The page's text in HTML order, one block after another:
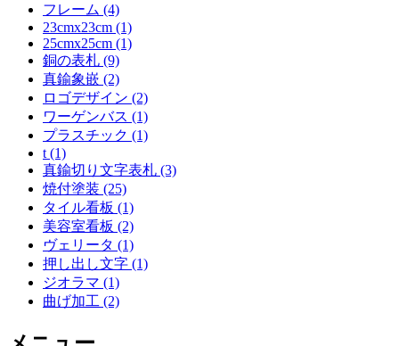
フレーム (4)
23cmx23cm (1)
25cmx25cm (1)
銅の表札 (9)
真鍮象嵌 (2)
ロゴデザイン (2)
ワーゲンバス (1)
プラスチック (1)
t (1)
真鍮切り文字表札 (3)
焼付塗装 (25)
タイル看板 (1)
美容室看板 (2)
ヴェリータ (1)
押し出し文字 (1)
ジオラマ (1)
曲げ加工 (2)